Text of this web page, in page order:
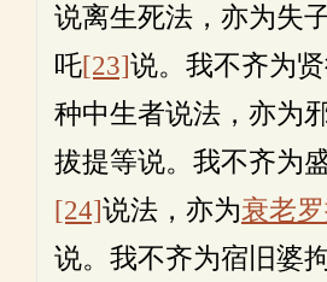
说离生死法，亦为失
吒[23]说。我不齐为
种中生者说法，亦为
拔提等说。我不齐为
[24]说法，亦为衰老
说。我不齐为宿旧婆